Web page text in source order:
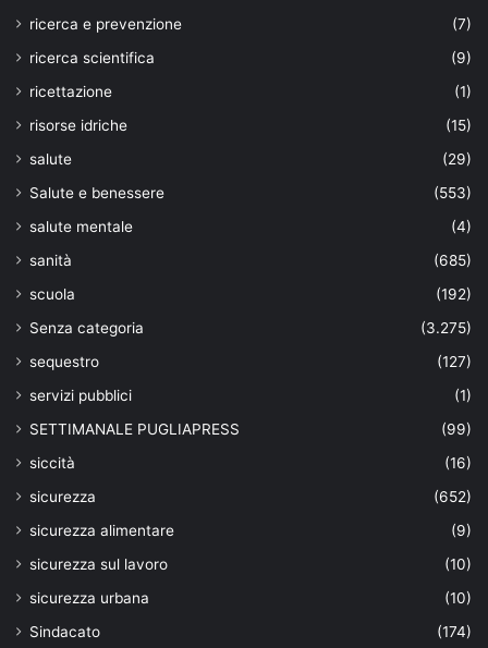
ricerca e prevenzione
(7)
ricerca scientifica
(9)
ricettazione
(1)
risorse idriche
(15)
salute
(29)
Salute e benessere
(553)
salute mentale
(4)
sanità
(685)
scuola
(192)
Senza categoria
(3.275)
sequestro
(127)
servizi pubblici
(1)
SETTIMANALE PUGLIAPRESS
(99)
siccità
(16)
sicurezza
(652)
sicurezza alimentare
(9)
sicurezza sul lavoro
(10)
sicurezza urbana
(10)
Sindacato
(174)